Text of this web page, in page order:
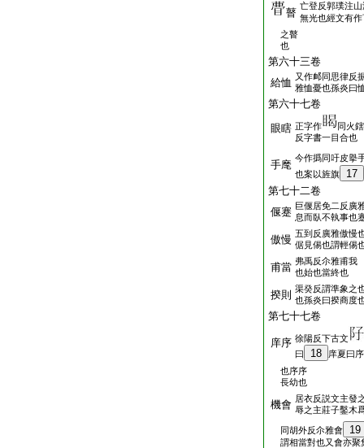
瞽
亡登反郭璞注山
無光也經文有
之瞽
也
第六十三卷
給恤 又作䘏同思律反
雅恤憂也孫炎曰
第六十七卷
眼瞎 正字作
同火鎋
反字書一目合也
手麾
今作撝同吁皮擧
也案以旌旗
17
第七十二卷
偃蹇 巨偃居免二反廣
息而臥不執事也
傲慢 五到反廣雅傲慢
倨見㑥也謂輕㑥
甫當 弗禹反尒雅甫我
也始也當終也
揆則 渠癸反謂準象之
也孫炎曰揆商度
第七十七卷
庠序 徐陽反下古文
曰
18
庠夏曰
也序序
長幼也
機會 居衣反説文主發
辱之主莊子鑿木
同胡外反尒雅會 19
謂相當對也又會亦聚